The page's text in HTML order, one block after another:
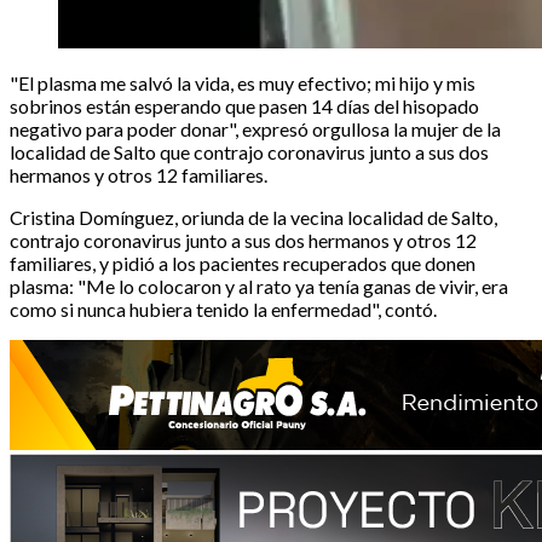
"El plasma me salvó la vida, es muy efectivo; mi hijo y mis
sobrinos están esperando que pasen 14 días del hisopado
negativo para poder donar", expresó orgullosa la mujer de la
localidad de Salto que contrajo coronavirus junto a sus dos
hermanos y otros 12 familiares.
Cristina Domínguez, oriunda de la vecina localidad de Salto,
contrajo coronavirus junto a sus dos hermanos y otros 12
familiares, y pidió a los pacientes recuperados que donen
plasma: "Me lo colocaron y al rato ya tenía ganas de vivir, era
como si nunca hubiera tenido la enfermedad", contó.